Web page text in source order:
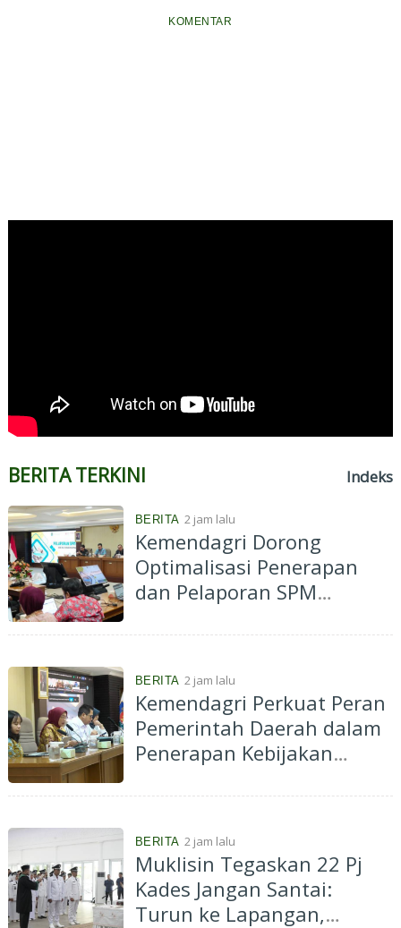
SakaiKOMENTAR
BERITA TERKINI Indeks
BERITA 2 jam lalu
Kemendagri Dorong
Optimalisasi Penerapan
dan Pelaporan SPM
Selatan Tahun 2026
BERITA 2 jam lalu
Kemendagri Perkuat Peran
Pemerintah Daerah dalam
Penerapan Kebijakan
Transmigrasi
BERITA 2 jam lalu
Muklisin Tegaskan 22 Pj
Kades Jangan Santai:
Turun ke Lapangan,